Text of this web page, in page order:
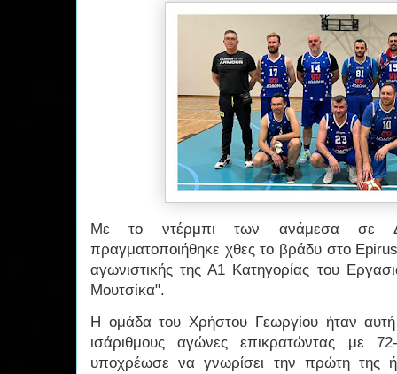
Με το ντέρμπι των ανάμεσα σε
πραγματοποιήθηκε χθες το βράδυ στο
αγωνιστικής της Α1 Κατηγορίας του
Μουτσίκα".
Η ομάδα του Χρήστου Γεωργίου ήταν
ισάριθμους αγώνες επικρατώντας με
υποχρέωσε να γνωρίσει την πρώτη της